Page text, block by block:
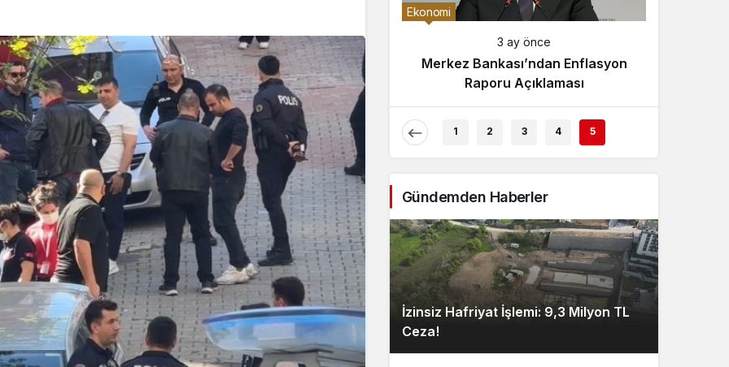
Gece Modu
Gece modunu seçin.
Sistem Modu
Sistem modunu seçin.
Tartışması
3 ay önce
Çaykur Rizespor, Beşiktaş’ı
Ağırlıyor!
Ekonomi
3 ay önce
Merkez Bankası’ndan Enflasyon
Raporu Açıklaması
1 2 3 4 5
Gündemden Haberler
İzinsiz Hafriyat İşlemi: 9,3 Milyon TL
Ceza!